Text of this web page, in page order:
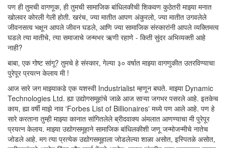
पण ही तुमची वागणूक, ही तुमची सामाजिक बांधिलकीची शिकवण कुठेतरी माझ्या मनात
खोलवर कोरली गेली होती. खरंच, ज्या मातीत आपण अंकुरलो, ज्या मातीत उगवलेले
जीवनसत्व भक्षून आपले जीवन घडले, आणि ज्या सामाजिक संस्कारांनी आपले व्यक्तिमत्व
घडले त्या मातीचे, त्या समाजाचे जन्मभर ऋणी रहाणे - किती सुंदर अभिव्यक्ती आहे
नाही?
बाबा, एक गोष्ट सांगू? तुमचे हे संस्कार, गेल्या ३० वर्षात माझ्या वागणुकीत उतरविण्याचा
पुरेपूर प्रयत्न केलाय मी !
आज सारे जग माझ्याकडे एक यशस्वी Industrialist म्हणून बघते. माझ्या Dynamic
Technologies Ltd. ह्या उद्योगसमूहांचे जाळे आज साऱ्या जगभर पसरले आहे. इतकेच
काय, ह्या वर्षी माझे नाव 'Forbes List of Billionaires' मध्ये पण आले आहे. पण हे
सारे करताना तुम्ही माझ्या कानात सांगितलेले ब्रीदवाक्य अंमलात आणण्याचा मी पुरेपूर
प्रयत्न केलाय. माझ्या उद्योगसमूहाने सामाजिक बांधिलकीशी जणू जन्मोजन्मीचे नातेच
जोडले आहे. मग त्या प्रत्येक उद्योगसमूहाला जोडलेल्या शाळा असोत, इस्पितळे असोत,